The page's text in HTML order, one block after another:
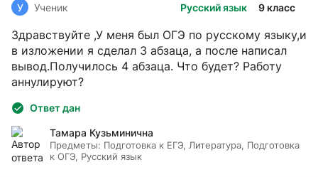
Русский язык 9 класс
У Ученик
Здравствуйте ,У меня был ОГЭ по русскому языку,и
в изложении я сделал 3 абзаца, а после написал
вывод.Получилось 4 абзаца. Что будет? Работу
аннулируют?
Ответ дан
Тамара Кузьминична
Предметы: Подготовка к ЕГЭ, Литература, Подготовка
к ОГЭ, Русский язык